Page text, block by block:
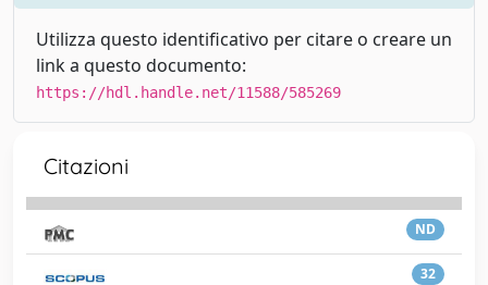
Utilizza questo identificativo per citare o creare un
link a questo documento:
https://hdl.handle.net/11588/585269
Citazioni
ND
32